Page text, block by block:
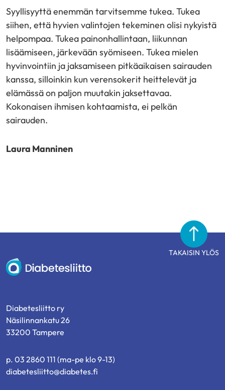
Syyllisyyttä enemmän tarvitsemme tukea. Tukea
siihen, että hyvien valintojen tekeminen olisi nykyistä
helpompaa. Tukea painonhallintaan, liikunnan
lisäämiseen, järkevään syömiseen. Tukea mielen
hyvinvointiin ja jaksamiseen pitkäaikaisen sairauden
kanssa, silloinkin kun verensokerit heittelevät ja
elämässä on paljon muutakin jaksettavaa.
Kokonaisen ihmisen kohtaamista, ei pelkän
sairauden.
Laura Manninen
TAKAISIN YLÖS
Diabetesliitto
Diabetesliitto ry
Näsilinnankatu 26
33200 Tampere
p. 03 2860 111 (ma-pe klo 9-13)
diabetesliitto@diabetes.fi